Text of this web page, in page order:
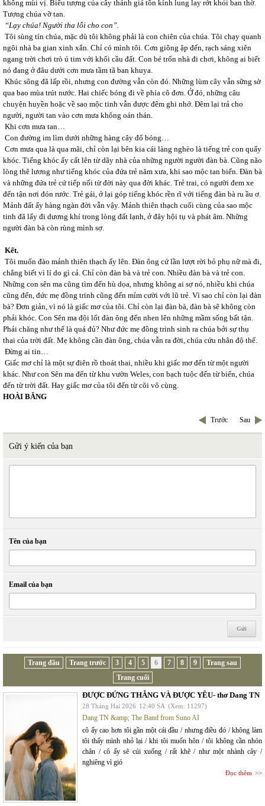
không mùi vị. Biểu tượng của cây thánh giá tôn kính lung lay rớt khỏi ban thờ.
Tượng chúa vỡ tan.
“Lạy chúa! Người tha lỗi cho con”.
Tôi sùng tín chúa, mặc dù tôi không phải là con chiên của chúa. Tôi chạy quanh
ngôi nhà ba gian xinh xắn. Chỉ có mình tôi. Cơn giông ập đến, rạch sáng xiên
ngang trời chơi trò ú tim với khối cầu đất. Con bé trốn nhà đi chơi, không ai biết
nó đang ở đâu dưới cơn mưa tầm tã ban khuya.
Khúc sông đã lấp rồi, nhưng con đường vẫn còn đó. Những lùm cây vẫn sững sờ
qua bao mùa trút nước. Hai chiếc bóng đi về phía cô đơn. Ở đó, những câu
chuyện huyền hoặc về sao mộc tinh vẫn được đêm ghi nhớ. Đêm lại trả cho
người, người tan vào cơn mưa không oán thán.
Khi cơn mưa tan…
Con đường im lìm dưới những hàng cây đổ bóng…
Cơn mưa qua là qua mãi, chỉ còn lại bên kia cái làng nghèo là tiếng trẻ con quấy
khóc. Tiếng khóc ấy cất lên từ dãy nhà của những người người đàn bà. Cũng não
lòng thê lương như tiếng khóc của đứa trẻ năm xưa, khi sao mộc tan biến. Đàn bà
và những đứa trẻ cứ tiếp nối từ đời này qua đời khác. Trẻ trai, có người đem xe
đến tận nơi đón rước. Trẻ gái, ở lại góp tiếng khóc rền rĩ với tiếng đàn bà ru ầu ơ.
Mảnh đất ấy hàng ngàn đời vẫn vậy. Mảnh thiên thạch cuối cùng của sao mộc
tinh đã lấy đi dương khí trong lòng đất lạnh, ở đây hội tụ và phát âm. Những
người đàn bà còn rùng mình sợ.
Kết.
Tôi muốn đào mảnh thiên thạch ấy lên. Đàn ông cứ lần lượt rời bỏ phụ nữ mà đi,
chẳng biết vì lí do gì cả. Chỉ còn đàn bà và trẻ con. Nhiều đàn bà và trẻ con.
Những con sên ma cũng tìm đến hù dọa, nhưng không ai sợ nó, nhiều khi chúa
cũng đến, đức mẹ đồng trinh cũng đến mỉm cười với lũ trẻ. Vì sao chỉ còn lại đàn
bà? Đơn giản, vì nó là giấc mơ của tôi. Chỉ còn lại đàn bà, đàn bà sẽ không còn
phải khóc. Con Sên ma đội lốt đàn ông đến nhen lên những mầm sống bất tận.
Phải chăng như thế là quá đủ? Như đức mẹ đồng trinh sinh ra chúa bởi sự thụ
thai của trời đất. Mẹ không cần đàn ông, chúa vẫn ra đời, chúa cứu nhân độ thế.
Đừng ai tin…
Giấc mơ chỉ là một sự điên rồ thoát thai, nhiều khi giấc mơ đến từ một người
khác. Như con Sên ma đến từ khu vườn Weles, con bạch tuộc đến từ biển, chúa
đến từ trời đất. Hay giấc mơ của tôi đến từ cõi vô cùng.
HOÀI BĂNG
Trước Sau
Gửi ý kiến của bạn
Tên của bạn
Email của bạn
Trang đầu Trang trước 3 4 5 6 7 8 9
Trang sau
Trang cuối
ĐƯỢC ĐỨNG THẲNG VÀ ĐƯỢC YÊU- thơ Dang TN
28 Tháng Hai 2026 12:40 SA (Xem: 11297)
Dang TN &amp; The Band from Suno AI
cô ấy cao hơn tôi gần một cái đầu / nhưng điều đó / không làm
tôi thấy mình nhỏ lại / khi tôi muốn hôn / tôi không cần nhón
chân / cô ấy sẽ cúi xuống / rất khẽ / như một nhành cây /
nghiêng vì gió
Đọc thêm